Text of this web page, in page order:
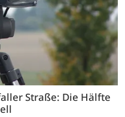
Straße: Die Hälfte